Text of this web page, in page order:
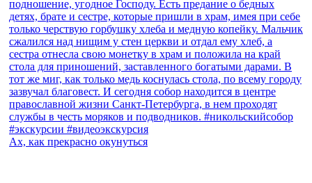
Ах, как прекрасно окунуться